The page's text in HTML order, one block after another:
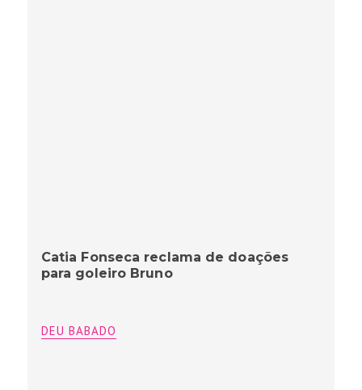
Catia Fonseca reclama de doações
para goleiro Bruno
DEU BABADO